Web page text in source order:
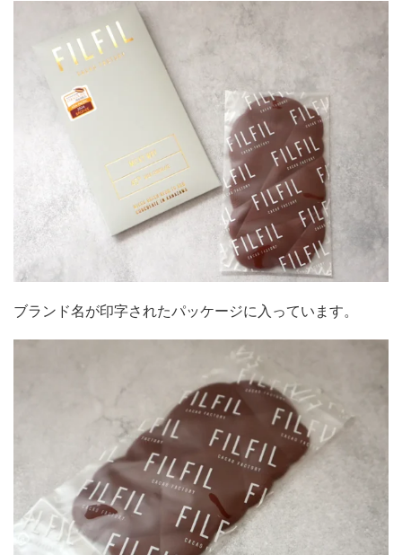
ブランド名が印字されたパッケージに入っています。